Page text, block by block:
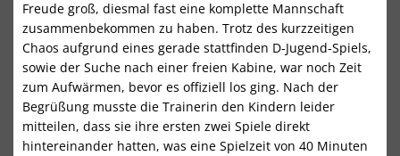
Freude groß, diesmal fast eine komplette Mannschaft
zusammenbekommen zu haben. Trotz des kurzzeitigen
Chaos aufgrund eines gerade stattfinden D-Jugend-Spiels,
sowie der Suche nach einer freien Kabine, war noch Zeit
zum Aufwärmen, bevor es offiziell los ging. Nach der
Begrüßung musste die Trainerin den Kindern leider
mitteilen, dass sie ihre ersten zwei Spiele direkt
hintereinander hatten, was eine Spielzeit von 40 Minuten